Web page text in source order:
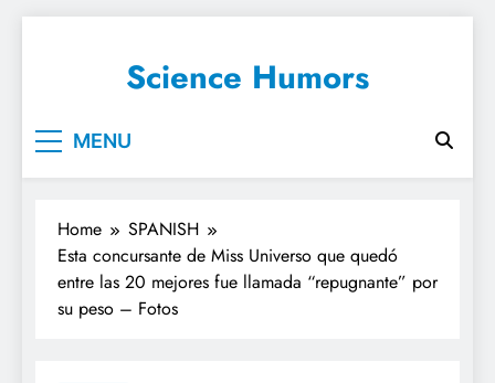
Science Humors
MENU
Home
SPANISH
Esta concursante de Miss Universo que quedó
entre las 20 mejores fue llamada “repugnante” por
su peso – Fotos